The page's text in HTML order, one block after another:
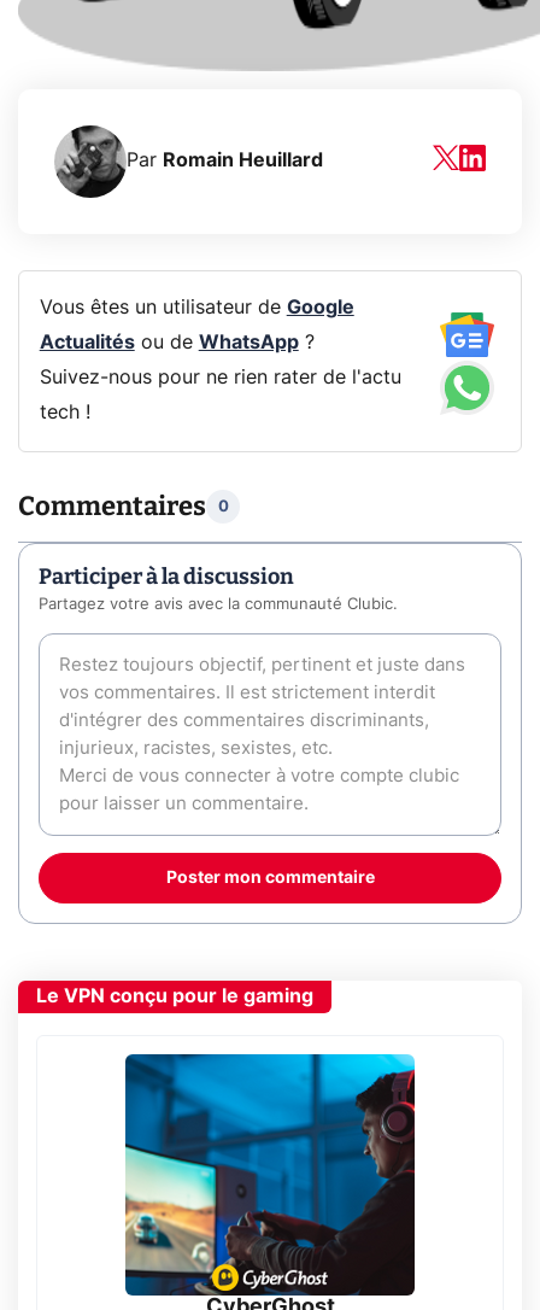
Par Romain Heuillard
Vous êtes un utilisateur de Google
Actualitésou de WhatsApp?
Suivez-nous pour ne rien rater de l'actu
tech !
Commentaires 0
Participer à la discussion
Partagez votre avis avec la communauté Clubic.
Poster mon commentaire
Le VPN conçu pour le gaming